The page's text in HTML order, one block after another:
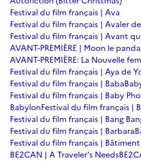
Festival du film français | Ava
Festival du film français | Avaler
Festival du film français | Avant
AVANT-PREMIÈRE | Moon le
AVANT-PREMIÈRE: La Nouvelle
Festival du film français | Aya de
Festival du film français | Baba
Festival du film français | Baby
BabylonFestival du film français |
Festival du film français | Bang
Festival du film français | Barbara
Festival du film français |
BE2CAN | A Traveler's Needs